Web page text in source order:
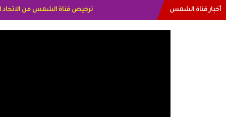
أخبار قناة الشمس